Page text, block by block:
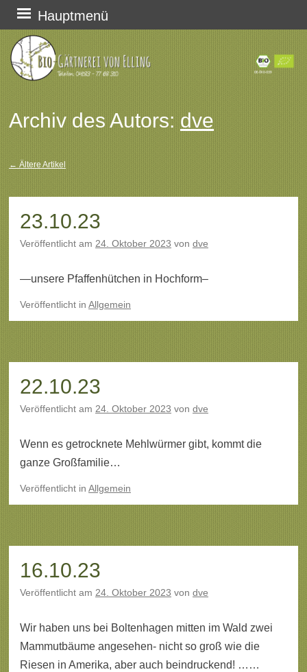
Hauptmenü
Zum
Inhalt
springen
Archiv des Autors: dve
← Ältere Artikel
23.10.23
Veröffentlicht am 24. Oktober 2023 von dve
—unsere Pfaffenhütchen in Hochform–
Veröffentlicht in Allgemein
22.10.23
Veröffentlicht am 24. Oktober 2023 von dve
Wenn es getrocknete Mehlwürmer gibt, kommt die
ganze Großfamilie…
Veröffentlicht in Allgemein
16.10.23
Veröffentlicht am 24. Oktober 2023 von dve
Wir haben uns bei Boltenhagen mitten im Wald zwei
Mammutbäume angesehen- nicht so groß wie die
Riesen in Amerika, aber auch beindruckend! ……